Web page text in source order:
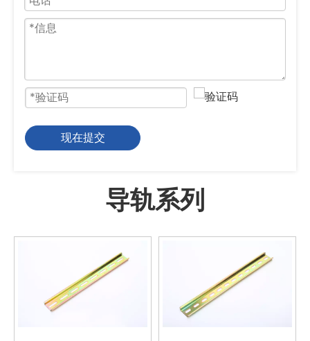
现在提交
导轨系列